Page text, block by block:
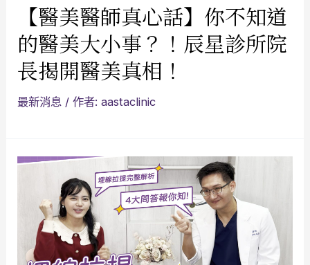
【醫美醫師真心話】你不知道
的醫美大小事？！辰星診所院
長揭開醫美真相！
最新消息 / 作者:aastaclinic